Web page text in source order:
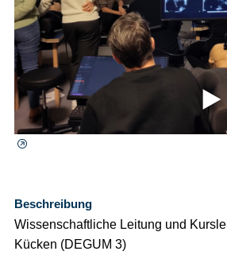
⯈
Beschreibung
Wissenschaftliche Leitung und
Kücken (DEGUM 3)